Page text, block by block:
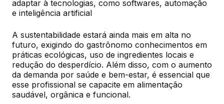
adaptar à tecnologias, como softwares, automação
e inteligência artificial
A sustentabilidade estará ainda mais em alta no
futuro, exigindo do gastrônomo conhecimentos em
práticas ecológicas, uso de ingredientes locais e
redução do desperdício. Além disso, com o aumento
da demanda por saúde e bem-estar, é essencial que
esse profissional se capacite em alimentação
saudável, orgânica e funcional.